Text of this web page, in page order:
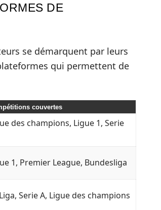
DE
se démarquent par leurs
qui permettent de
couvertes
des champions, Ligue 1, Serie
1, Premier League, Bundesliga
Serie A, Ligue des champions